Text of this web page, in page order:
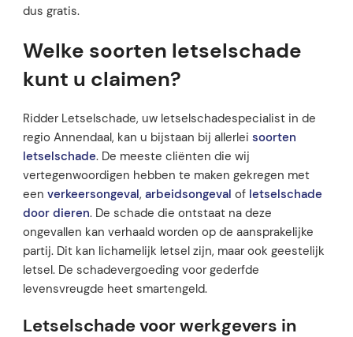
dus gratis.
Welke soorten letselschade
kunt u claimen?
Ridder Letselschade, uw letselschadespecialist in de
regio Annendaal, kan u bijstaan bij allerlei soorten
letselschade. De meeste cliënten die wij
vertegenwoordigen hebben te maken gekregen met
een verkeersongeval, arbeidsongeval of letselschade
door dieren. De schade die ontstaat na deze
ongevallen kan verhaald worden op de aansprakelijke
partij. Dit kan lichamelijk letsel zijn, maar ook geestelijk
letsel. De schadevergoeding voor gederfde
levensvreugde heet smartengeld.
Letselschade voor werkgevers in